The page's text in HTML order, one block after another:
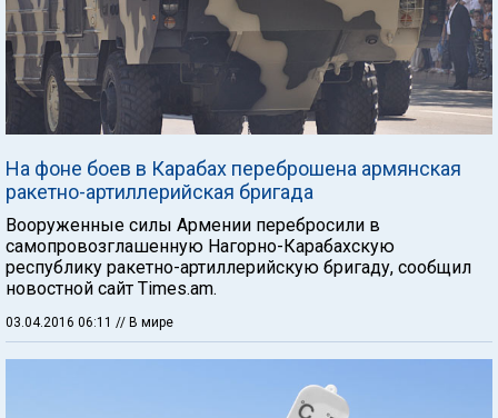
На фоне боев в Карабах переброшена армянская
ракетно-артиллерийская бригада
Вооруженные силы Армении перебросили в
самопровозглашенную Нагорно-Карабахскую
республику ракетно-артиллерийскую бригаду, сообщил
новостной сайт Times.am.
03.04.2016 06:11 // В мире